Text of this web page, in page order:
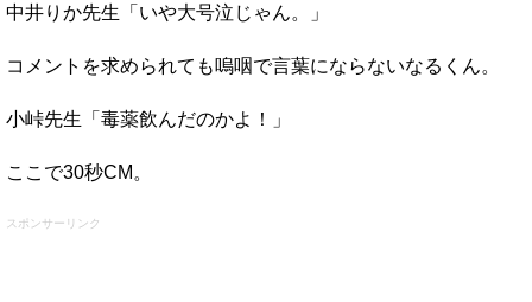
中井りか先生「いや大号泣じゃん。」
コメントを求められても嗚咽で言葉にならないなるくん。
小峠先生「毒薬飲んだのかよ！」
ここで30秒CM。
スポンサーリンク